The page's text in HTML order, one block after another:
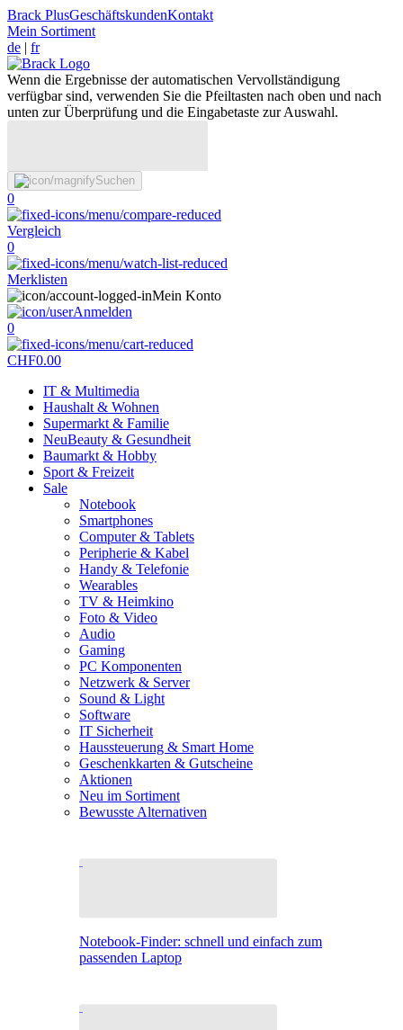
Brack PlusGeschäftskundenKontakt
Mein Sortiment
de | fr
Wenn die Ergebnisse der automatischen Vervollständigung
verfügbar sind, verwenden Sie die Pfeiltasten nach oben und nach
unten zur Überprüfung und die Eingabetaste zur Auswahl.
Suchen
0
Vergleich
0
Merklisten
Mein Konto
Anmelden
0
CHF0.00
IT & Multimedia
Haushalt & Wohnen
Supermarkt & Familie
NeuBeauty & Gesundheit
Baumarkt & Hobby
Sport & Freizeit
Sale
Notebook
Smartphones
Computer & Tablets
Peripherie & Kabel
Handy & Telefonie
Wearables
TV & Heimkino
Foto & Video
Audio
Gaming
PC Komponenten
Netzwerk & Server
Sound & Light
Software
IT Sicherheit
Haussteuerung & Smart Home
Geschenkkarten & Gutscheine
Aktionen
Neu im Sortiment
Bewusste Alternativen
Notebook-Finder: schnell und einfach zum
passenden Laptop